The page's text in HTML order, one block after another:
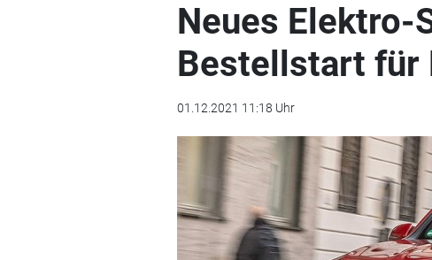
Neues Elektro-
Bestellstart für
01.12.2021 11:18 Uhr